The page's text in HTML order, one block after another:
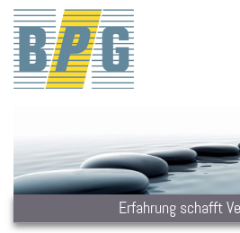
Erfahrung schafft